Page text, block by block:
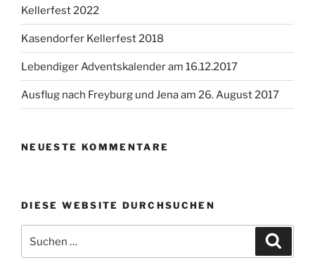
Kellerfest 2022
Kasendorfer Kellerfest 2018
Lebendiger Adventskalender am 16.12.2017
Ausflug nach Freyburg und Jena am 26. August 2017
NEUESTE KOMMENTARE
DIESE WEBSITE DURCHSUCHEN
nach: